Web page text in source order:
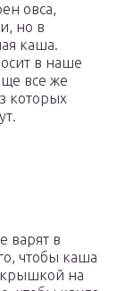
овса,
но в
каша.
в наше
все же
которых
варят в
чтобы каша
крышкой на